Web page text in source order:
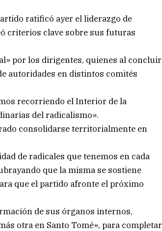
ratificó ayer el liderazgo de
criterios clave sobre sus futuras
por los dirigentes, quienes al concluir
autoridades en distintos comités
recorriendo el Interior de la
del radicalismo».
consolidarse territorialmente en
de radicales que tenemos en cada
que la misma se sostiene
que el partido afronte el próximo
de sus órganos internos,
otra en Santo Tomé», para completar